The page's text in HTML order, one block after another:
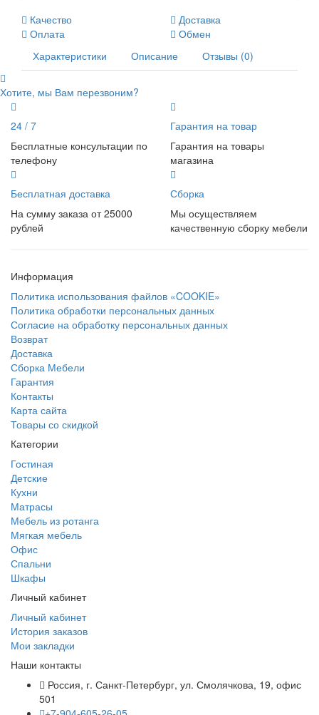
Качество
Доставка
Оплата
Обмен
Характеристики
Описание Отзывы (0)
Хотите, мы Вам перезвоним?
24 / 7
Бесплатные консультации по
телефону
Гарантия на товар
Гарантия на товары
магазина
Бесплатная доставка
На сумму заказа от 25000
рублей
Сборка
Мы осуществляем
качественную сборку мебели
Информация
Политика использования файлов «COOKIE»
Политика обработки персональных данных
Согласие на обработку персональных данных
Возврат
Доставка
Сборка Мебели
Гарантия
Контакты
Карта сайта
Товары со скидкой
Категории
Гостиная
Детские
Кухни
Матрасы
Мебель из ротанга
Мягкая мебель
Офис
Спальни
Шкафы
Личный кабинет
Личный кабинет
История заказов
Мои закладки
Наши контакты
Россия, г. Санкт-Петербург, ул. Смолячкова, 19, офис
501